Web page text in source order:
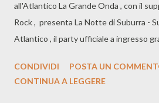
all'Atlantico La Grande Onda , con il
Rock , presenta La Notte di Suburra -
Atlantico , il party ufficiale a ingresso
prima stagione. Si parte alle ore 21.30
CONDIVIDI
POSTA UN
CONTINUA A LEGGERE